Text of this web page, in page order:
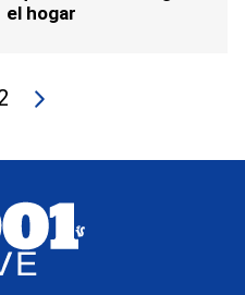
el hogar